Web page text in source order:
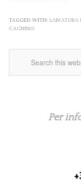
TAGGED WITH: LAMATURA
CAGNINO
Per